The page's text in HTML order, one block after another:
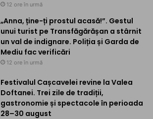
12 ore în urmă
„Anna, ține-ți prostul acasă!”. Gestul
unui turist pe Transfăgărășan a stârnit
un val de indignare. Poliția și Garda de
Mediu fac verificări
12 ore în urmă
Festivalul Cașcavelei revine la Valea
Doftanei. Trei zile de tradiții,
gastronomie și spectacole în perioada
28–30 august